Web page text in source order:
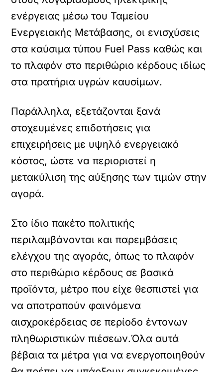
ενέργειας μέσω του Ταμείου
Ενεργειακής Μετάβασης, οι ενισχύσεις
στα καύσιμα τύπου Fuel Pass καθώς και
το πλαφόν στο περιθώριο κέρδους ιδίως
στα πρατήρια υγρών καυσίμων.
Παράλληλα, εξετάζονται ξανά
στοχευμένες επιδοτήσεις για
επιχειρήσεις με υψηλό ενεργειακό
κόστος, ώστε να περιοριστεί η
μετακύλιση της αύξησης των τιμών στην
αγορά.
Στο ίδιο πακέτο πολιτικής
περιλαμβάνονται και παρεμβάσεις
ελέγχου της αγοράς, όπως το πλαφόν
στο περιθώριο κέρδους σε βασικά
προϊόντα, μέτρο που είχε θεσπιστεί για
να αποτραπούν φαινόμενα
αισχροκέρδειας σε περίοδο έντονων
πληθωριστικών πιέσεων.Όλα αυτά
βέβαια τα μέτρα για να ενεργοποιηθούν